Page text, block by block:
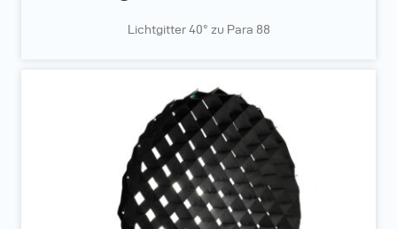
Lichtgitter 40° zu Para 88